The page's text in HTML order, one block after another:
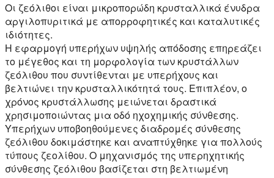
Οι ζεόλιθοι είναι μικροπορώδη κρυσταλλικά ένυδρα
αργιλοπυριτικά με απορροφητικές και καταλυτικές
ιδιότητες.
Η εφαρμογή υπερήχων υψηλής απόδοσης επηρεάζει
το μέγεθος και τη μορφολογία των κρυστάλλων
ζεόλιθου που συντίθενται με υπερήχους και
βελτιώνει την κρυσταλλικότητά τους. Επιπλέον, ο
χρόνος κρυστάλλωσης μειώνεται δραστικά
χρησιμοποιώντας μια οδό ηχοχημικής σύνθεσης.
Υπερήχων υποβοηθούμενες διαδρομές σύνθεσης
ζεόλιθου δοκιμάστηκε και αναπτύχθηκε για πολλούς
τύπους ζεολίθου. Ο μηχανισμός της υπερηχητικής
σύνθεσης ζεόλιθου βασίζεται στη βελτιωμένη